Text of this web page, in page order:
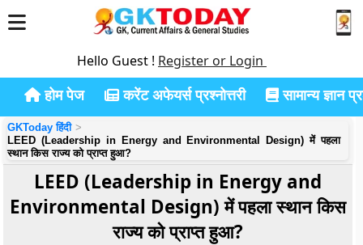
Hello Guest ! Register or Login
होम पेज करेंट अफेयर्स प्रश्नोत्तरी सामान्य ज्ञान
GKToday हिंदी
LEED (Leadership in Energy and Environmental Design) में पहला
स्थान किस राज्य को प्राप्त हुआ?
LEED (Leadership in Energy and
Environmental Design) में पहला स्थान किस
राज्य को प्राप्त हुआ?